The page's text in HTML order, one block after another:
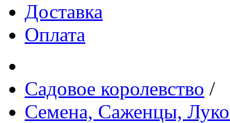
Доставка
Оплата
Садовое королевство /
Семена, Саженцы,